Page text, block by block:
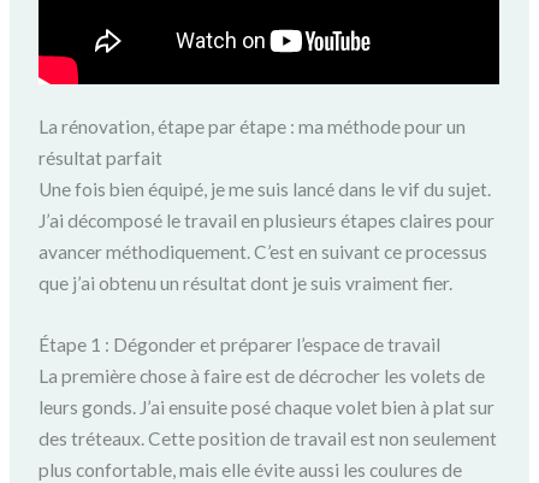
La rénovation, étape par étape : ma méthode pour un
résultat parfait
Une fois bien équipé, je me suis lancé dans le vif du sujet.
J’ai décomposé le travail en plusieurs étapes claires pour
avancer méthodiquement. C’est en suivant ce processus
que j’ai obtenu un résultat dont je suis vraiment fier.
Étape 1 : Dégonder et préparer l’espace de travail
La première chose à faire est de décrocher les volets de
leurs gonds. J’ai ensuite posé chaque volet bien à plat sur
des tréteaux. Cette position de travail est non seulement
plus confortable, mais elle évite aussi les coulures de